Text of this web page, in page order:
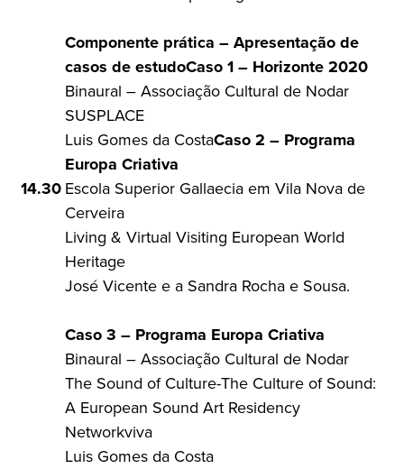
14.30
Componente prática – Apresentação de
casos de estudoCaso 1 – Horizonte 2020
Binaural – Associação Cultural de Nodar
SUSPLACE
Luis Gomes da CostaCaso 2 – Programa
Europa Criativa
Escola Superior Gallaecia em Vila Nova de
Cerveira
Living & Virtual Visiting European World
Heritage
José Vicente e a Sandra Rocha e Sousa.
Caso 3 – Programa Europa Criativa
Binaural – Associação Cultural de Nodar
The Sound of Culture-The Culture of Sound:
A European Sound Art Residency
Networkviva
Luis Gomes da Costa